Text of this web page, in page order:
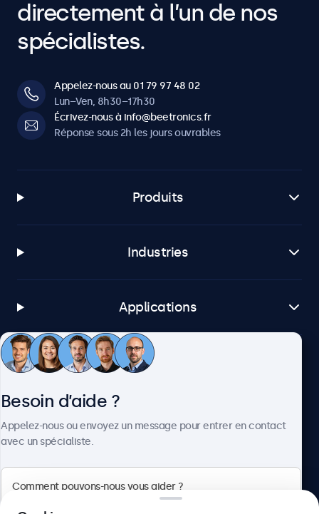
directement à l’un de nos
spécialistes.
Appelez-nous au 01 79 97 48 02
Lun–Ven, 8h30–17h30
Écrivez-nous à info@beetronics.fr
Réponse sous 2h les jours ouvrables
Produits
Industries
Applications
Service client
Besoin d’aide ?
Appelez-nous ou envoyez un message pour entrer en contact
avec un spécialiste.